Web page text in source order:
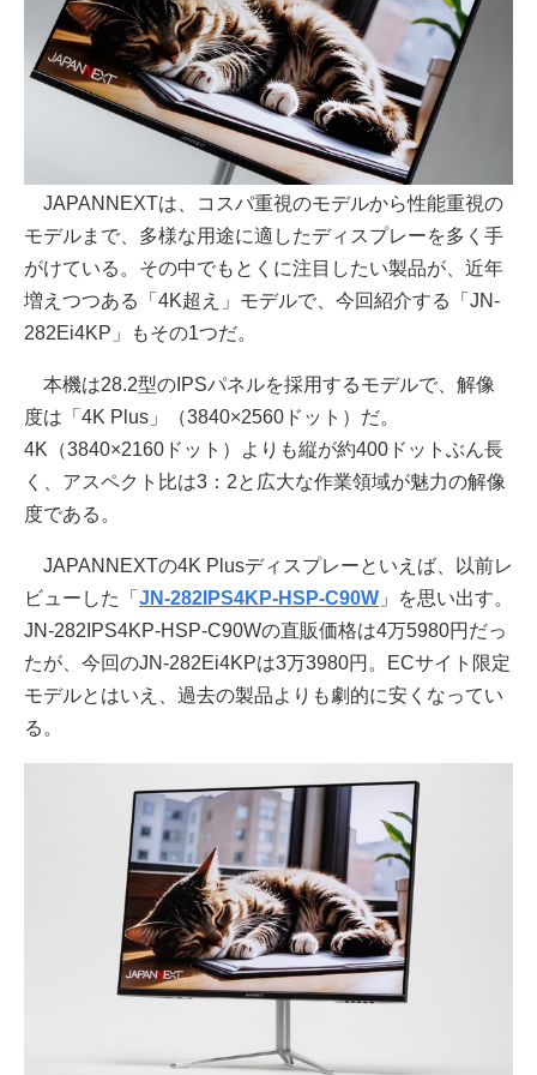
JAPANNEXTは、コスパ重視のモデルから性能重視の
モデルまで、多様な用途に適したディスプレーを多く手
がけている。その中でもとくに注目したい製品が、近年
増えつつある「4K超え」モデルで、今回紹介する「JN-
282Ei4KP」もその1つだ。
本機は28.2型のIPSパネルを採用するモデルで、解像
度は「4K Plus」（3840×2560ドット）だ。
4K（3840×2160ドット）よりも縦が約400ドットぶん長
く、アスペクト比は3：2と広大な作業領域が魅力の解像
度である。
JAPANNEXTの4K Plusディスプレーといえば、以前レ
ビューした「 JN-282IPS4KP-HSP-C90W 」を思い出す。
JN-282IPS4KP-HSP-C90Wの直販価格は4万5980円だっ
たが、今回のJN-282Ei4KPは3万3980円。ECサイト限定
モデルとはいえ、過去の製品よりも劇的に安くなってい
る。